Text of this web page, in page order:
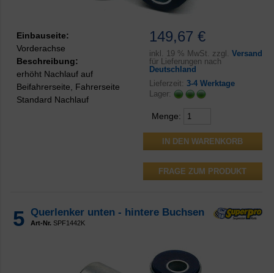
149,67 €
inkl. 19 % MwSt. zzgl. Versand
für Lieferungen nach
Deutschland
Lieferzeit: 3-4 Werktage
Lager:
Menge:
FRAGE ZUM PRODUKT
Einbauseite:
Vorderachse
Beschreibung:
erhöht Nachlauf auf
Beifahrerseite, Fahrerseite
Standard Nachlauf
5 Querlenker unten - hintere Buchsen
Art-Nr. SPF1442K